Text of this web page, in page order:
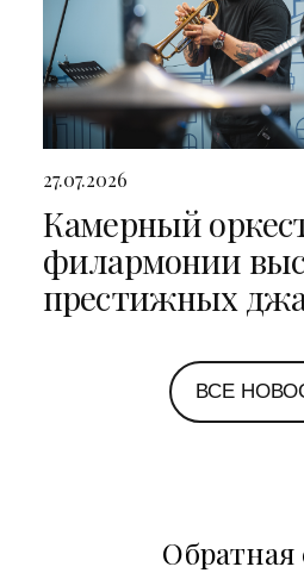
27.07.2026
Камерный
филармонии
престижных
Петербурге и
ВСЕ
Обратная